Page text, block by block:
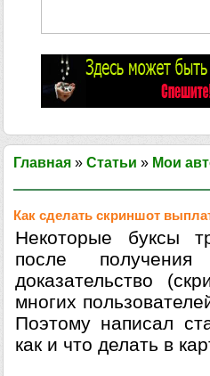
Главная » Статьи » Мои
Как сделать скриншот
Некоторые буксы
после
доказательство
многих
Поэтому написал
как и что делать в